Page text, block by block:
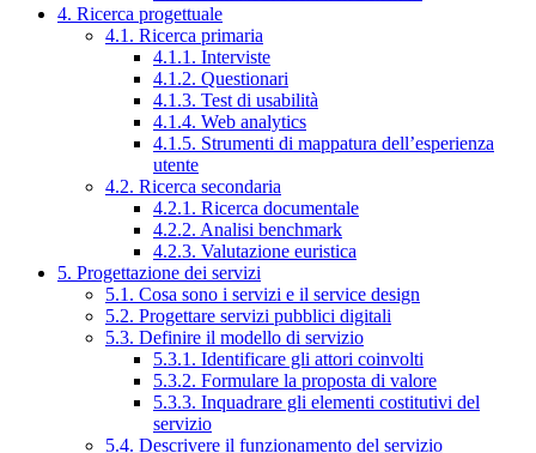
4. Ricerca progettuale
4.1. Ricerca primaria
4.1.1. Interviste
4.1.2. Questionari
4.1.3. Test di usabilità
4.1.4. Web analytics
4.1.5. Strumenti di mappatura dell’esperienza
utente
4.2. Ricerca secondaria
4.2.1. Ricerca documentale
4.2.2. Analisi benchmark
4.2.3. Valutazione euristica
5. Progettazione dei servizi
5.1. Cosa sono i servizi e il service design
5.2. Progettare servizi pubblici digitali
5.3. Definire il modello di servizio
5.3.1. Identificare gli attori coinvolti
5.3.2. Formulare la proposta di valore
5.3.3. Inquadrare gli elementi costitutivi del
servizio
5.4. Descrivere il funzionamento del servizio